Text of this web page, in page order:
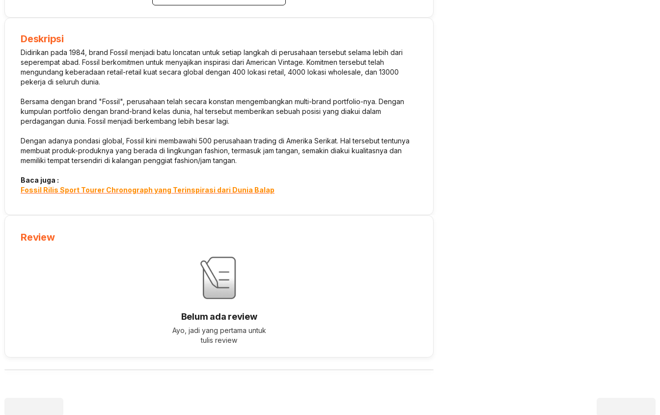
Deskripsi
Didirikan pada 1984, brand Fossil menjadi batu loncatan untuk setiap langkah di perusahaan tersebut selama lebih dari
seperempat abad. Fossil berkomitmen untuk menyajikan inspirasi dari American Vintage. Komitmen tersebut telah
mengundang keberadaan retail-retail kuat secara global dengan 400 lokasi retail, 4000 lokasi wholesale, dan 13000
pekerja di seluruh dunia.
Bersama dengan brand "Fossil", perusahaan telah secara konstan mengembangkan multi-brand portfolio-nya. Dengan
kumpulan portfolio dengan brand-brand kelas dunia, hal tersebut memberikan sebuah posisi yang diakui dalam
perdagangan dunia. Fossil menjadi berkembang lebih besar lagi.
Dengan adanya pondasi global, Fossil kini membawahi 500 perusahaan trading di Amerika Serikat. Hal tersebut tentunya
membuat produk-produknya yang berada di lingkungan fashion, termasuk jam tangan, semakin diakui kualitasnya dan
memiliki tempat tersendiri di kalangan penggiat fashion/jam tangan.
Baca juga :
Fossil Rilis Sport Tourer Chronograph yang Terinspirasi dari Dunia Balap
Review
Belum ada review
Ayo, jadi yang pertama untuk
tulis review